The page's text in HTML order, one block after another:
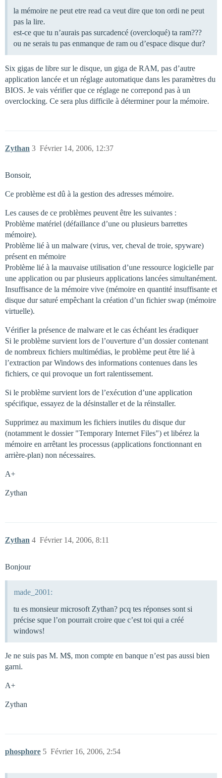
la mémoire ne peut etre read ca veut dire que ton ordi ne peut
pas la lire.
est-ce que tu n’aurais pas surcadencé (overcloqué) ta ram???
ou ne serais tu pas enmanque de ram ou d’espace disque dur?
Six gigas de libre sur le disque, un giga de RAM, pas d’autre
application lancée et un réglage automatique dans les paramètres du
BIOS. Je vais vérifier que ce réglage ne correpond pas à un
overclocking. Ce sera plus difficile à déterminer pour la mémoire.
Zythan Février 14, 2006, 12:37
3
Bonsoir,
Ce problème est dû à la gestion des adresses mémoire.
Les causes de ce problèmes peuvent être les suivantes :
Problème matériel (défaillance d’une ou plusieurs barrettes
mémoire).
Problème lié à un malware (virus, ver, cheval de troie, spyware)
présent en mémoire
Problème lié à la mauvaise utilisation d’une ressource logicielle par
une application ou par plusieurs applications lancées simultanément.
Insuffisance de la mémoire vive (mémoire en quantité insuffisante et
disque dur saturé empêchant la création d’un fichier swap (mémoire
virtuelle).
Vérifier la présence de malware et le cas échéant les éradiquer
Si le problème survient lors de l’ouverture d’un dossier contenant
de nombreux fichiers multimédias, le problème peut être lié à
l’extraction par Windows des informations contenues dans les
fichiers, ce qui provoque un fort ralentissement.
Si le problème survient lors de l’exécution d’une application
spécifique, essayez de la désinstaller et de la réinstaller.
Supprimez au maximum les fichiers inutiles du disque dur
(notamment le dossier "Temporary Internet Files") et libérez la
mémoire en arrêtant les processus (applications fonctionnant en
arrière-plan) non nécessaires.
A+
Zythan
Zythan Février 14, 2006, 8:11
4
Bonjour
made_2001:
tu es monsieur microsoft Zythan? pcq tes réponses sont si
précise sque l’on pourrait croire que c’est toi qui a créé
windows!
Je ne suis pas M. M$, mon compte en banque n’est pas aussi bien
garni.
A+
Zythan
phosphore Février 16, 2006, 2:54
5